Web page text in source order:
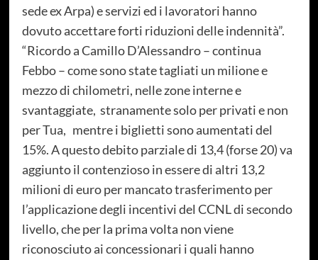
sede ex Arpa) e servizi ed i lavoratori hanno
dovuto accettare forti riduzioni delle indennità”.
“Ricordo a Camillo D’Alessandro – continua
Febbo – come sono state tagliati un milione e
mezzo di chilometri, nelle zone interne e
svantaggiate, stranamente solo per privati e non
per Tua, mentre i biglietti sono aumentati del
15%. A questo debito parziale di 13,4 (forse 20) va
aggiunto il contenzioso in essere di altri 13,2
milioni di euro per mancato trasferimento per
l’applicazione degli incentivi del CCNL di secondo
livello, che per la prima volta non viene
riconosciuto ai concessionari i quali hanno